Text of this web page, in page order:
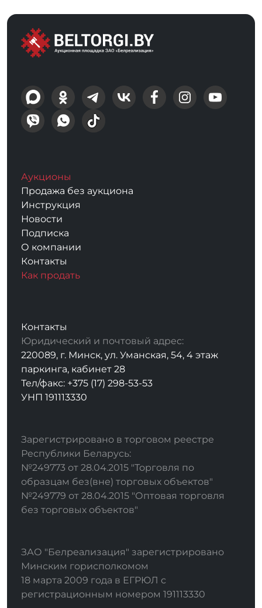
Аукционы
Продажа без аукциона
Инструкция
Новости
Подписка
О компании
Контакты
Как продать
Контакты
Юридический и почтовый адрес:
220089, г. Минск, ул. Уманская, 54, 4 этаж
паркинга, кабинет 28
Тел/факс: +375 (17) 298-53-53
УНП 191113330
Зарегистрировано в торговом реестре
Республики Беларусь:
№249773 от 28.04.2015 "Торговля по
образцам без(вне) торговых объектов"
№249779 от 28.04.2015 "Оптовая торговля
без торговых объектов"
ЗАО "Белреализация" зарегистрировано
Минским горисполкомом
18 марта 2009 года в ЕГРЮЛ с
регистрационным номером 191113330